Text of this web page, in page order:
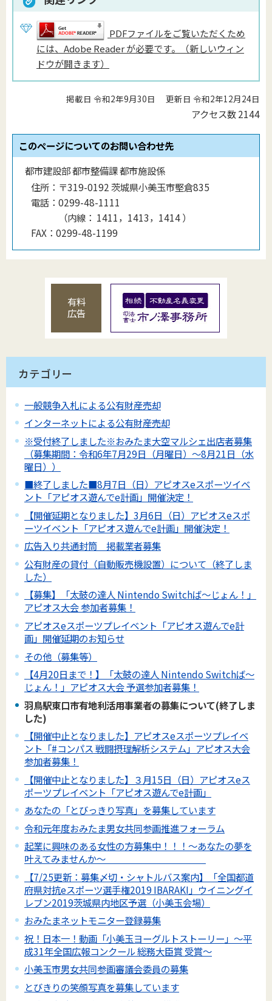
PDFファイルをご覧いただくため
には、Adobe Reader が必要です。（新しいウィン
ドウが開きます）
掲載日 令和2年9月30日 更新日 令和2年12月24日
アクセス数2144
このページについてのお問い合わせ先
都市建設部 都市整備課 都市施設係
住所： 〒319-0192 茨城県小美玉市堅倉835
電話： 0299-48-1111
（内線 ： 1411，1413，1414）
FAX： 0299-48-1199
有料
広告
カテゴリー
一般競争入札による公有財産売却
インターネットによる公有財産売却
※受付終了しました※おみたま大空マルシェ出店者募集
（募集期間：令和6年7月29日（月曜日）～8月21日（水
曜日））
■終了しました■8月7日（日）アピオスeスポーツイベ
ント「アピオス遊んでe計画」開催決定！
【開催延期となりました】3月6日（日）アピオスeスポ
ーツイベント「アピオス遊んでe計画」開催決定！
広告入り共通封筒 掲載業者募集
公有財産の貸付（自動販売機設置）について（終了しま
した）
【募集】「太鼓の達人 Nintendo Switchば～じょん！」
アピオス大会 参加者募集！
アピオスeスポーツプレイベント「アピオス遊んでe計
画」開催延期のお知らせ
その他（募集等）
【4月20日まで！】「太鼓の達人 Nintendo Switchば～
じょん！」アピオス大会 予選参加者募集！
羽鳥駅東口市有地利活用事業者の募集について(終了しま
した)
【開催中止となりました】アピオスeスポーツプレイベ
ント「#コンパス 戦闘摂理解析システム」アピオス大会
参加者募集！
【開催中止となりました】３月15日（日）アピオスeス
ポーツプレイベント「アピオス遊んでe計画」
あなたの「とびっきり写真」を募集しています
令和元年度おみたま男女共同参画推進フォーラム
起業に興味のある女性の方募集中！！！～あなたの夢を
叶えてみませんか～
【7/25更新：募集〆切・シャトルバス案内】「全国都道
府県対抗eスポーツ選手権2019 IBARAKI」ウイニングイ
レブン2019茨城県内地区予選（小美玉会場）
おみたまネットモニター登録募集
祝！日本一！動画「小美玉ヨーグルトストーリー」～平
成31年全国広報コンクール 総務大臣賞 受賞～
小美玉市男女共同参画審議会委員の募集
とびきりの笑顔写真を募集しています